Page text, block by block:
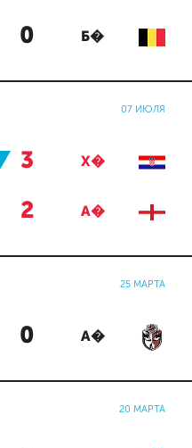
0 Б�
07 ИЮЛЯ
3 Х�
2 А�
25 МАРТА
0 А�
20 МАРТА